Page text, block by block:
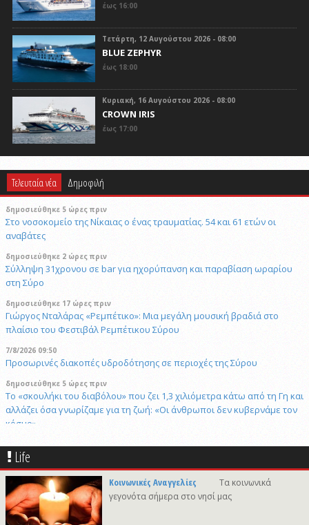
έως 16:00
Τετάρτη, 12 Αυγούστου 2026 - 08:00
BLUE ZEPHYR
έως 18:00
Κυριακή, 16 Αυγούστου 2026 - 08:00
CROWN IRIS
έως 17:00
Τελευταία νέα Δημοφιλή
δημοσιεύθηκε 5 ώρες πριν
Στο νοσοκομείο της Νίκαιας ο ένας τραυματίας. 54 και 61 ετών οι
αναβάτες
δημοσιεύθηκε 2 ώρες πριν
Σύλληψη 31χρονου σε bar για ηχορύπανση και παραβίαση ωραρίου
στη Σύρο
δημοσιεύθηκε 17 ώρες πριν
Γιώργος Νταλάρας «Ρεμπέτικο»: Μια μεγάλη μουσική βραδιά στο
πλαίσιο του Φεστιβάλ Ρεμπέτικου Σύρου
7/8/2026 09:50
Προσωρινές διακοπές υδροδότησης σε περιοχές της Σύρου
δημοσιεύθηκε 5 ώρες πριν
Το «σκουλήκι του διαβόλου» που ζει 1,3 χιλιόμετρα κάτω από τη Γη και
αλλάζει όσα γνωρίζαμε για τη ζωή: «Οι άνθρωποι δεν κυβερνάμε τον
κόσμο»
δημοσιεύθηκε 5 ώρες πριν
Επανεκλογή του Αθ. Κουσαθανά - Μέγα στη θέση του Προέδρου του
Λιμενικού Ταμείου Μυκόνου
6/8/2026 22:03
Καλλιτέχνες από τη Σύρο, την Ελβετία και την Ιαπωνία συναντιούνται
στην Άνω Σύρο
Life
Κοινωνικές Αναγγελίες
Τα κοινωνικά
γεγονότα σήμερα στο νησί μας